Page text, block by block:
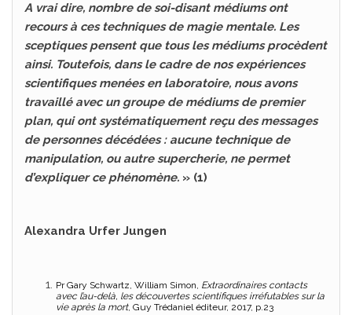
A vrai dire, nombre de soi-disant médiums ont
recours à ces techniques de magie mentale. Les
sceptiques pensent que tous les médiums procèdent
ainsi. Toutefois, dans le cadre de nos expériences
scientifiques menées en laboratoire, nous avons
travaillé avec un groupe de médiums de premier
plan, qui ont systématiquement reçu des messages
de personnes décédées : aucune technique de
manipulation, ou autre supercherie, ne permet
d’expliquer ce phénomène. » (1)
Alexandra Urfer Jungen
Pr Gary Schwartz, William Simon, Extraordinaires contacts
avec l’au-delà, les découvertes scientifiques irréfutables sur la
vie après la mort, Guy Trédaniel éditeur, 2017, p.23